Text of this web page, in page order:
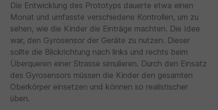
Die Entwicklung des Prototyps dauerte etwa einen
Monat und umfasste verschiedene Kontrollen, um zu
sehen, wie die Kinder die Einträge machten. Die Idee
war, den Gyrosensor der Geräte zu nutzen. Dieser
sollte die Blickrichtung nach links und rechts beim
Überqueren einer Strasse simulieren. Durch den Einsatz
des Gyrosensors müssen die Kinder den gesamten
Oberkörper einsetzen und können so realistischer
üben.